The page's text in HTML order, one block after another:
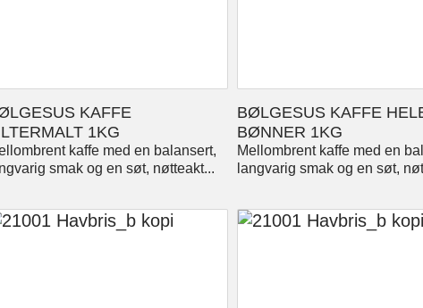
KAFFE
1KG
kaffe med en balansert,
smak og en søt, nøtteakt...
BØLGESUS KAFFE
BØNNER 1KG
Mellombrent kaffe med en
langvarig smak og en søt,